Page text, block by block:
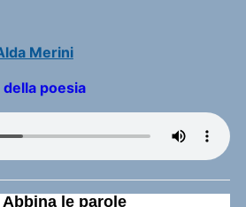
Merini
poesia